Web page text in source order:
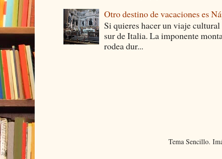
Otro destino de vacaciones es
Si quieres hacer un viaje
sur de Italia. La imponente
rodea dur...
Tema Sencillo.